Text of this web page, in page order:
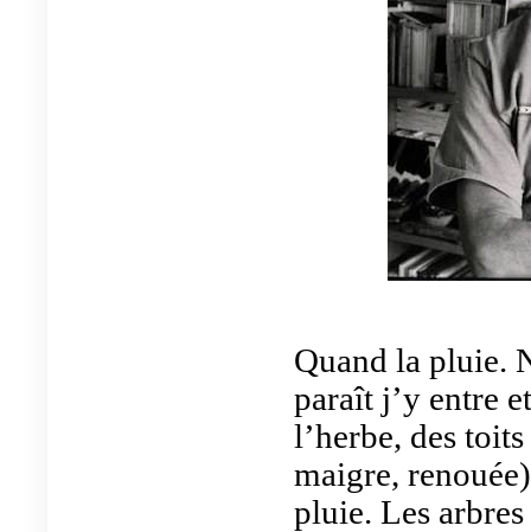
Quand la pluie.
paraît j’y entre
l’herbe, des
maigre,
pluie. Les